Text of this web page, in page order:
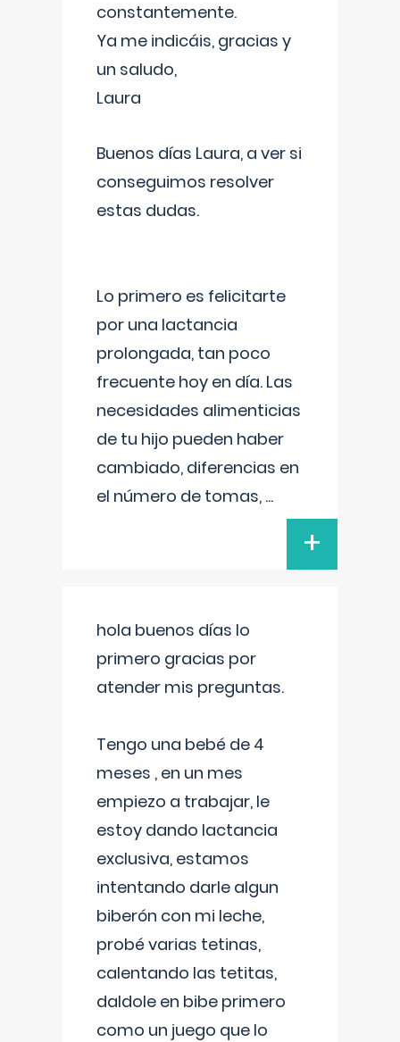
constantemente.
Ya me indicáis, gracias y
un saludo,
Laura
Buenos días Laura, a ver si
conseguimos resolver
estas dudas.
Lo primero es felicitarte
por una lactancia
prolongada, tan poco
frecuente hoy en día. Las
necesidades alimenticias
de tu hijo pueden haber
cambiado, diferencias en
el número de tomas, ...
+
hola buenos días lo
primero gracias por
atender mis preguntas.
Tengo una bebé de 4
meses , en un mes
empiezo a trabajar, le
estoy dando lactancia
exclusiva, estamos
intentando darle algun
biberón con mi leche,
probé varias tetinas,
calentando las tetitas,
daldole en bibe primero
como un juego que lo